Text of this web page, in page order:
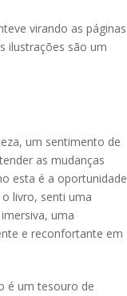
virando as páginas
ilustrações são um
um sentimento de
as mudanças
esta é a oportunidade
livro, senti uma
uma
e reconfortante em
é um tesouro de